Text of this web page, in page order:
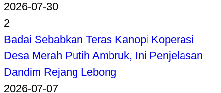
2026-07-30
2
Badai Sebabkan Teras Kanopi Koperasi
Desa Merah Putih Ambruk, Ini Penjelasan
Dandim Rejang Lebong
2026-07-07